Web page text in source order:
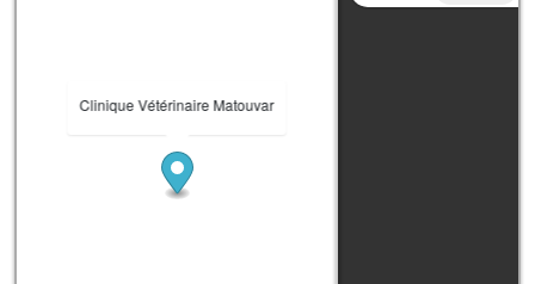
Clinique Vétérinaire Matouvar